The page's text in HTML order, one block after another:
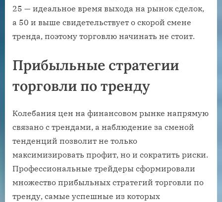
25 — идеальное время выхода на рынок сделок,
а 50 и выше свидетельствует о скорой смене
тренда, поэтому торговлю начинать не стоит.
Прибыльные стратегии
торговли по тренду
Колебания цен на финансовом рынке напрямую
связано с трендами, а наблюдение за сменой
тенденций позволит не только
максимизировать профит, но и сократить риски.
Профессиональные трейдеры сформировали
множество прибыльных стратегий торговли по
тренду, самые успешные из которых